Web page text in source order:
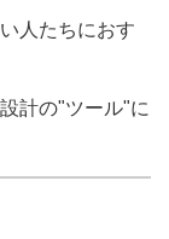
人たちにおす
計の"ツール"に